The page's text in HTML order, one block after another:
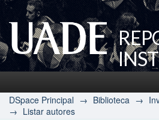
UADE
DSpace Principal → Biblioteca →
→ Listar autores